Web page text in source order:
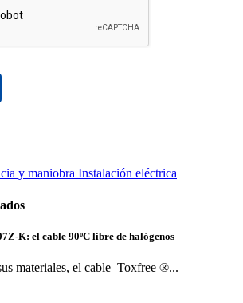
y maniobra Instalación eléctrica
K: el cable 90ºC libre de halógenos
materiales, el cable Toxfree ®...